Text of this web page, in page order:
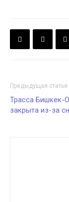
Предыдущая статья
Трасса Бишкек-
закрыта из-за